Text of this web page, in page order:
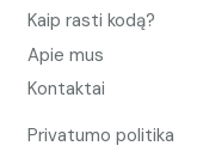
Kaip rasti kodą?
Apie mus
Kontaktai
Privatumo politika